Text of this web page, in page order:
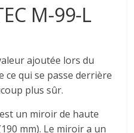
M-99-L
ajoutée lors du
ce qui se passe derrière
plus sûr.
un miroir de haute
mm). Le miroir a un